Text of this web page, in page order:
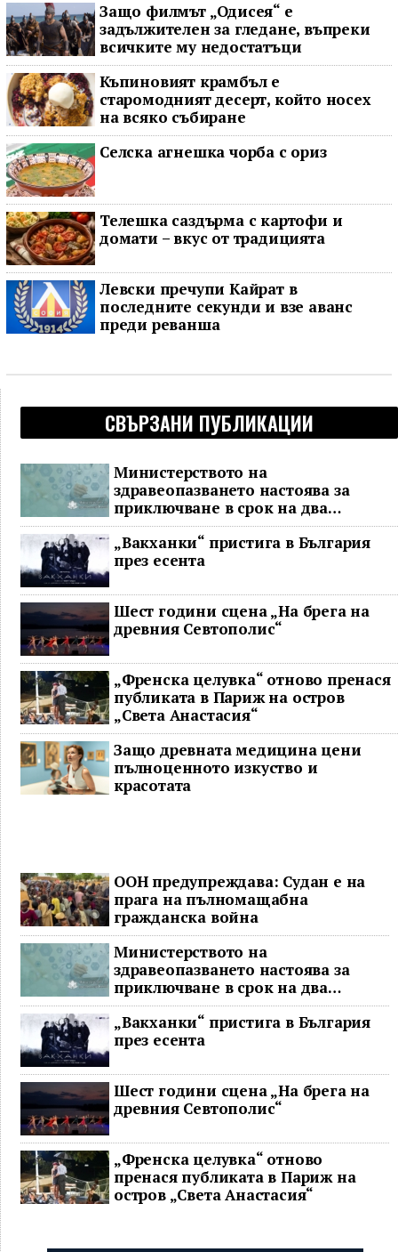
Защо филмът „Одисея“ е
задължителен за гледане, въпреки
всичките му недостатъци
Къпиновият крамбъл е
старомодният десерт, който носех
на всяко събиране
Селска агнешка чорба с ориз
Телешка саздърма с картофи и
домати – вкус от традицията
Левски пречупи Кайрат в
последните секунди и взе аванс
преди реванша
СВЪРЗАНИ ПУБЛИКАЦИИ
Министерството на
здравеопазването настоява за
приключване в срок на два
ключови строителни проекта
„Вакханки“ пристига в България
през есента
Шест години сцена „На брега на
древния Севтополис“
„Френска целувка“ отново пренася
публиката в Париж на остров
„Света Анастасия“
Защо древната медицина цени
пълноценното изкуство и
красотата
ООН предупреждава: Судан е на
прага на пълномащабна
гражданска война
Министерството на
здравеопазването настоява за
приключване в срок на два
ключови строителни проекта
„Вакханки“ пристига в България
през есента
Шест години сцена „На брега на
древния Севтополис“
„Френска целувка“ отново
пренася публиката в Париж на
остров „Света Анастасия“